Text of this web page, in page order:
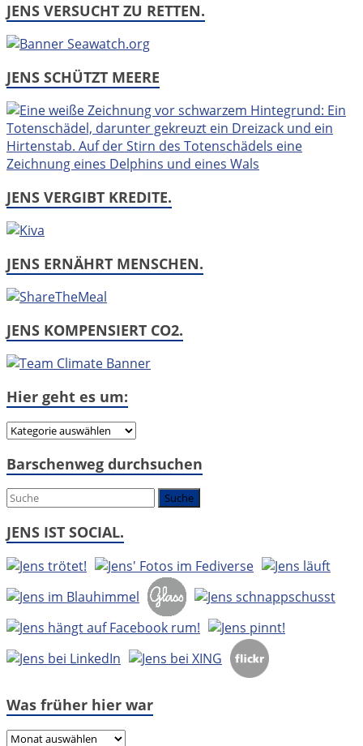
JENS VERSUCHT ZU RETTEN.
JENS SCHÜTZT MEERE
JENS VERGIBT KREDITE.
JENS ERNÄHRT MENSCHEN.
JENS KOMPENSIERT CO2.
Hier geht es um:
Hier
es
Barschenweg durchsuchen
JENS IST SOCIAL.
Was früher hier war
Was